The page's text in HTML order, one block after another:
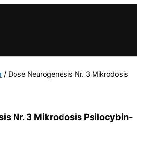
/ Dose Neurogenesis Nr. 3 Mikrodosis
Nr. 3 Mikrodosis Psilocybin-